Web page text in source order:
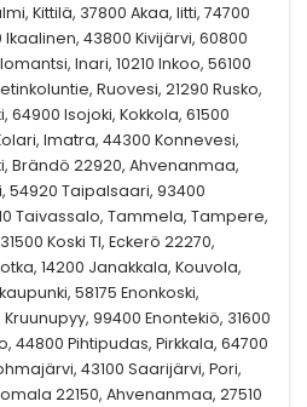
Kittilä, 37800 Akaa, Iitti, 74700
Ikaalinen, 43800 Kivijärvi, 60800
Inari, 10210 Inkoo, 56100
Ruovesi, 21290 Rusko,
64900 Isojoki, Kokkola, 61500
Imatra, 44300 Konnevesi,
Brändö 22920, Ahvenanmaa,
54920 Taipalsaari, 93400
Taivassalo, Tammela, Tampere,
Koski Tl, Eckerö 22270,
14200 Janakkala, Kouvola,
58175 Enonkoski,
99400 Enontekiö, 31600
44800 Pihtipudas, Pirkkala, 64700
43100 Saarijärvi, Pori,
22150, Ahvenanmaa, 27510